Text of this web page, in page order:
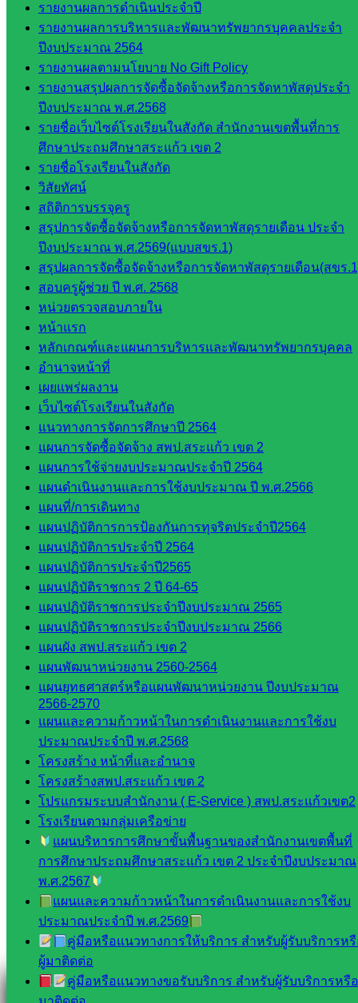
รายงานผลการดำเนินประจำปี
รายงานผลการบริหารและพัฒนาทรัพยากรบุคคลประจำ
ปีงบประมาณ 2564
รายงานผลตามนโยบาย No Gift Policy
รายงานสรุปผลการจัดซื้อจัดจ้างหรือการจัดหาพัสดุประจำ
ปีงบประมาณ พ.ศ.2568
รายชื่อเว็บไซต์โรงเรียนในสังกัด สำนักงานเขตพื้นที่การ
ศึกษาประถมศึกษาสระแก้ว เขต 2
รายชื่อโรงเรียนในสังกัด
วิสัยทัศน์
สถิติการบรรจุครู
สรุปการจัดซื้อจัดจ้างหรือการจัดหาพัสดุรายเดือน ประจำ
ปีงบประมาณ พ.ศ.2569(แบบสขร.1)
สรุปผลการจัดซื้อจัดจ้างหรือการจัดหาพัสดุรายเดือน(สขร
สอบครูผู้ช่วย ปี พ.ศ. 2568
หน่วยตรวจสอบภายใน
หน้าแรก
หลักเกณฑ์และแผนการบริหารและพัฒนาทรัพยากรบุคคล
อำนาจหน้าที่
เผยแพร่ผลงาน
เว็บไซต์โรงเรียนในสังกัด
แนวทางการจัดการศึกษาปี 2564
แผนการจัดซื้อจัดจ้าง สพป.สระแก้ว เขต 2
แผนการใช้จ่ายงบประมาณประจำปี 2564
แผนดำเนินงานและการใช้งบประมาณ ปี พ.ศ.2566
แผนที่/การเดินทาง
แผนปฏิบัติการการป้องกันการทุจริตประจำปี2564
แผนปฏิบัติการประจำปี 2564
แผนปฏิบัติการประจำปี2565
แผนปฏิบัติราชการ 2 ปี 64-65
แผนปฏิบัติราชการประจำปีงบประมาณ 2565
แผนปฏิบัติราชการประจำปีงบประมาณ 2566
แผนผัง สพป.สระแก้ว เขต 2
แผนพัฒนาหน่วยงาน 2560-2564
แผนยุทธศาสตร์หรือแผนพัฒนาหน่วยงาน ปีงบประมาณ
2566-2570
แผนและความก้าวหน้าในการดำเนินงานและการใช้งบ
ประมาณประจำปี พ.ศ.2568
โครงสร้าง หน้าที่และอำนาจ
โครงสร้างสพป.สระแก้ว เขต 2
โปรแกรมระบบสำนักงาน ( E-Service ) สพป.สระแก้วเขต2
โรงเรียนตามกลุ่มเครือข่าย
แผนบริหารการศึกษาขั้นพื้นฐานของสำนักงานเขตพื้นที่
การศึกษาประถมศึกษาสระแก้ว เขต 2 ประจำปีงบประมาณ
พ.ศ.2567
แผนและความก้าวหน้าในการดำเนินงานและการใช้งบ
ประมาณประจำปี พ.ศ.2569
คู่มือหรือแนวทางการให้บริการ สำหรับผู้รับบริการห
ผู้มาติดต่อ
คู่มือหรือแนวทางขอรับบริการ สำหรับผู้รับบริการหรื
กลุ่
มอำนวย
การ
กลุ่ม
บริหาร
งานงาน
เงินและ
สินทรัพย์
กลุ่มน
โยบาย
และแผน
กลุ่มส่ง
เสริมการ
จัดการ
ศึกษา
กลุ่ม
บริหาร
งาน
บุคคล
กลุ่ม
พัฒนาครู
และบุ
คลากรฯ
กลุ่มนิ
เทศ
ติดตาม
และประ
เมินผลฯ
::: ©2021 sakarea2.go.th. All rights reserved. Design By SK2 ICT
สอบถามได้นะคะ
Line
Tel 037-232263:
Messenger
Facebook